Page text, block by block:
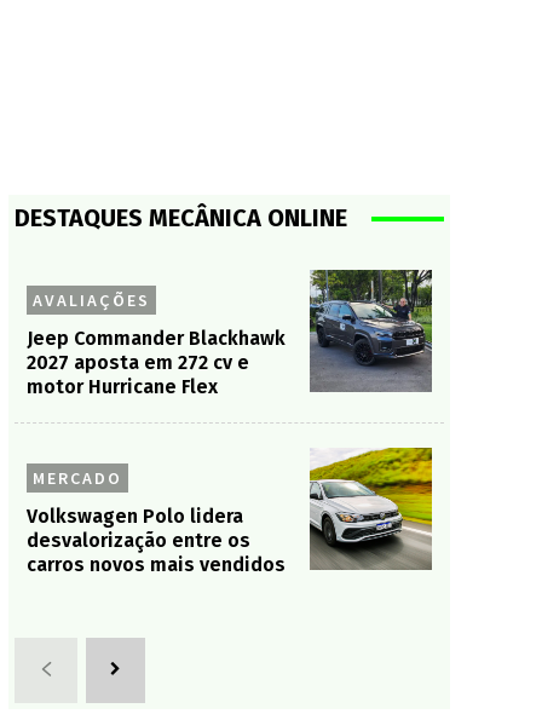
DESTAQUES MECÂNICA ONLINE
AVALIAÇÕES
Jeep Commander Blackhawk
2027 aposta em 272 cv e
motor Hurricane Flex
MERCADO
Volkswagen Polo lidera
desvalorização entre os
carros novos mais vendidos